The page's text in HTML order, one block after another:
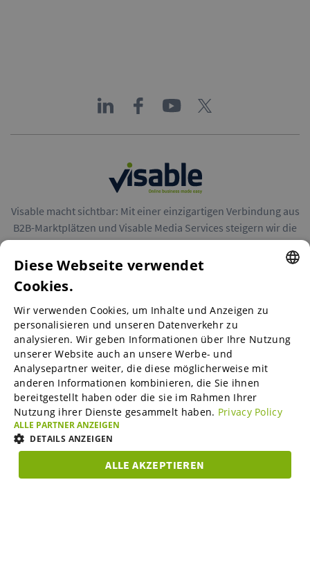
Visable macht sichtbar: Mit einer einzigartigen Verbindung aus
B2B-Marktplätzen und Visable Media Services steigern wir die
Reichweite von Unternehmen in Europa.
B2B-Marktplätze
Visable Media Services
Mittelstands-Monitor
Karriere
ENGLISH
GERMAN
SPANISH
FRENCH
ITALIAN
ESTONIAN
Diese Webseite verwendet
Cookies.
Wir verwenden Cookies, um Inhalte und Anzeigen zu
personalisieren und unseren Datenverkehr zu
analysieren. Wir geben Informationen über Ihre Nutzung
unserer Website auch an unsere Werbe- und
Analysepartner weiter, die diese möglicherweise mit
anderen Informationen kombinieren, die Sie ihnen
bereitgestellt haben oder die sie im Rahmen Ihrer
Nutzung ihrer Dienste gesammelt haben. Privacy Policy
ALLE PARTNER ANZEIGEN
DETAILS ANZEIGEN
ALLE AKZEPTIEREN
UNBEDINGT